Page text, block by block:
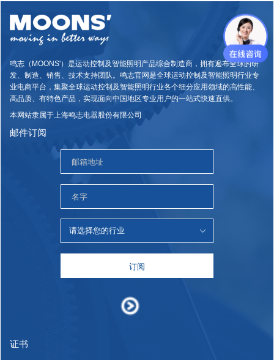
鸣志（MOONS'）是运动控制及智能照明产品综合制造商，拥有遍布全球的研
发、制造、销售、技术支持团队。鸣志官网是全球运动控制及智能照明行业专
业电商平台，集聚全球运动控制及智能照明行业各个细分应用领域的高性能、
高品质、有特色产品，实现面向中国地区专业用户的一站式快速直供。
本网站隶属于上海鸣志电器股份有限公司
邮件订阅
订阅
证书